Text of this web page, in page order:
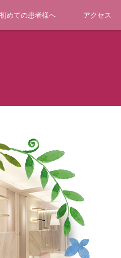
初めての患者様へ アクセス